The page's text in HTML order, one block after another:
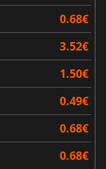
0.68€
3.52€
1.50€
0.49€
0.68€
0.68€